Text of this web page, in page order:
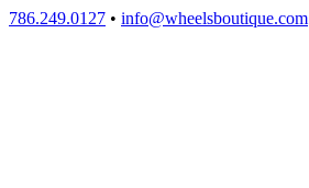
786.249.0127 • info@wheelsboutique.com